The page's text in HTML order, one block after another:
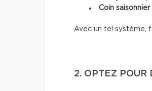
Coin saisonnier
Avec un tel système,
2. OPTEZ POUR